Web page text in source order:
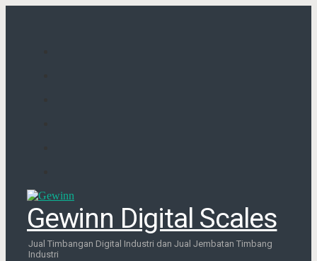
Gewinn Digital Scales
Jual Timbangan Digital Industri dan Jual Jembatan Timbang
Industri